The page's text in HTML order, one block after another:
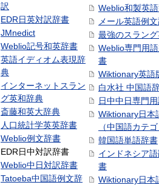
訳
EDR日英対訳辞書
JMnedict
Weblio記号和英辞書
英語イディオム表現辞
典
インターネットスラン
グ英和辞典
斎藤和英大辞典
人口統計学英英辞書
Weblio例文辞書
EDR日中対訳辞書
Weblio中日対訳辞書
Tatoeba中国語例文辞
Weblio和製英
メール英語例
最強のスラン
Weblio専門用
書
Wiktionary英語
白水社 中国語
日中中日専門
Wiktionary日本
（中国語カテ
韓国語単語辞書
インドネシア
書
Wiktionary日本